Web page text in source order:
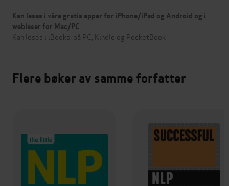
Kan leses i våre gratis apper for iPhone/iPad og Android og i
webleser for Mac/PC
Kan leses i iBooks, på PC, Kindle og PocketBook
Flere bøker av samme forfatter